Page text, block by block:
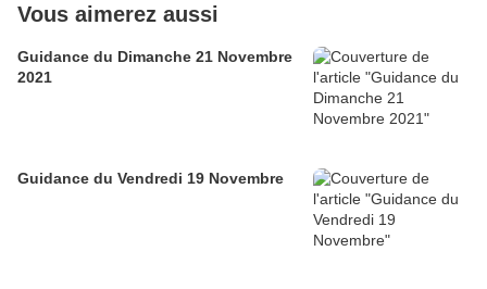
Vous aimerez aussi
Guidance du Dimanche 21 Novembre
2021
Guidance du Vendredi 19 Novembre